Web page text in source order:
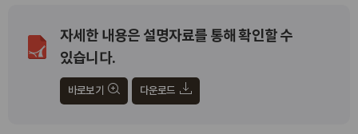
자세한 내용은 설명자료를 통해 확인할 수
있습니다.
바로보기 다운로드